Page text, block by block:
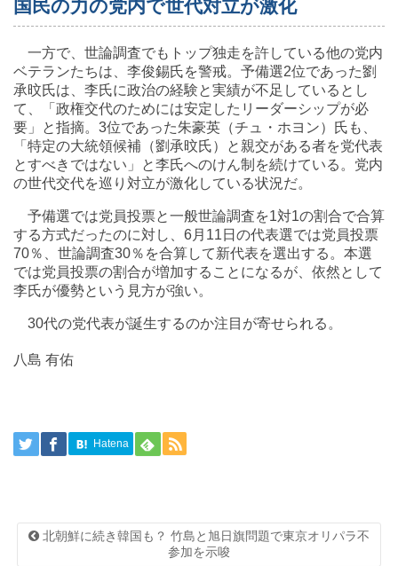
国民の力の党内で世代対立が激化
一方で、世論調査でもトップ独走を許している他の党内
ベテランたちは、李俊錫氏を警戒。予備選2位であった劉
承旼氏は、李氏に政治の経験と実績が不足しているとし
て、「政権交代のためには安定したリーダーシップが必
要」と指摘。3位であった朱豪英（チュ・ホヨン）氏も、
「特定の大統領候補（劉承旼氏）と親交がある者を党代表
とすべきではない」と李氏へのけん制を続けている。党内
の世代交代を巡り対立が激化している状況だ。
予備選では党員投票と一般世論調査を1対1の割合で合算
する方式だったのに対し、6月11日の代表選では党員投票
70％、世論調査30％を合算して新代表を選出する。本選
では党員投票の割合が増加することになるが、依然として
李氏が優勢という見方が強い。
30代の党代表が誕生するのか注目が寄せられる。
八島 有佑
Hatena
北朝鮮に続き韓国も？ 竹島と旭日旗問題で東京オリパラ不
参加を示唆